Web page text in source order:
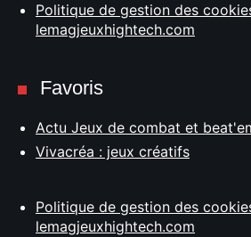
Politique de gestion des
lemagjeuxhightech.com
Favoris
Actu Jeux de combat et
Vivacréa : jeux créatifs
Politique de gestion des
lemagjeuxhightech.com